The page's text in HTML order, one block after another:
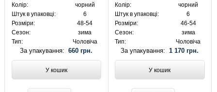
Колір:
чорний
Штук в упаковці:
6
Розміри:
48-54
Сезон:
зима
Тип:
Чоловіча
За упакування:660 грн.
У кошик
Колір:
чорний
Штук в упаковці:
6
Розміри:
46-54
Сезон:
зима
Тип:
Чоловіча
За упакування:1 170 грн.
У кошик